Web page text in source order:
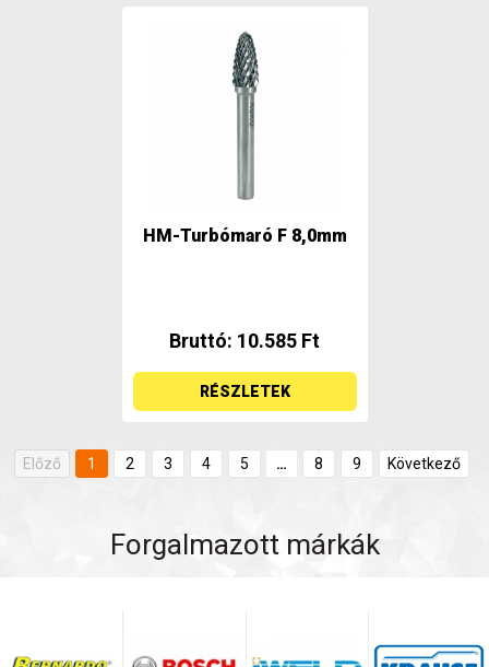
HM-Turbómaró F 8,0mm
Bruttó: 10.585 Ft
RÉSZLETEK
Előző 1 2 3 4 5 … 8 9 Következő
Forgalmazott márkák